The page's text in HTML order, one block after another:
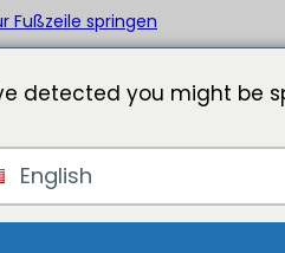
Fußzeile springen
detected you might be
English